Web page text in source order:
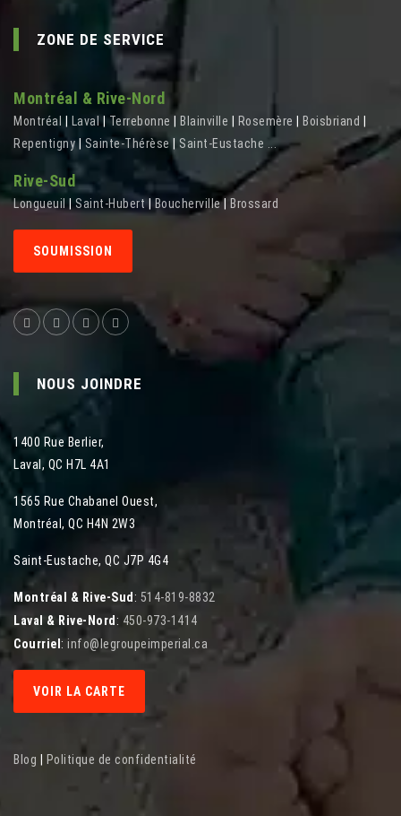
ZONE DE SERVICE
Montréal & Rive-Nord
Montréal Laval|Terrebonne Blainville Rosemère Boisbriand
Repentigny| Sainte-Thérèse Saint-Eustache ...
Rive-Sud
Longueuil Saint-Hubert Boucherville| Brossard
SOUMISSION
NOUS JOINDRE
1400 Rue Berlier,
Laval , QC H7L 4A1
1565 Rue Chabanel Ouest,
Montréal , QC H4N 2W3
Saint-Eustache, QC J7P 4G4
Montréal & Rive-Sud : 514-819-8832
Laval & Rive-Nord : 450-973-1414
Courriel : info@legroupeimperial.ca
VOIR LA CARTE
Blog Politique de confidentialité